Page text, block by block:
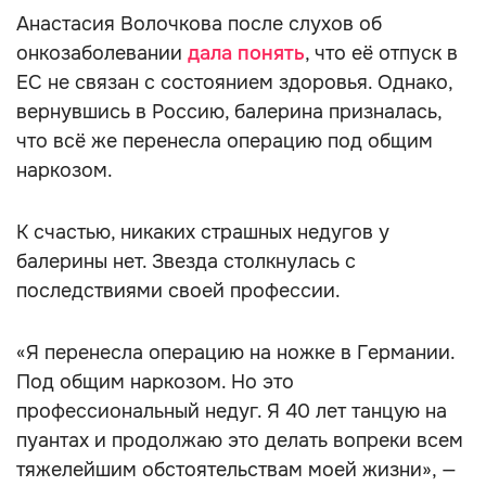
Анастасия Волочкова после слухов об
онкозаболевании дала понять, что её отпуск в
ЕС не связан с состоянием здоровья. Однако,
вернувшись в Россию, балерина призналась,
что всё же перенесла операцию под общим
наркозом.
К счастью, никаких страшных недугов у
балерины нет. Звезда столкнулась с
последствиями своей профессии.
«Я перенесла операцию на ножке в Германии.
Под общим наркозом. Но это
профессиональный недуг. Я 40 лет танцую на
пуантах и продолжаю это делать вопреки всем
тяжелейшим обстоятельствам моей жизни», —